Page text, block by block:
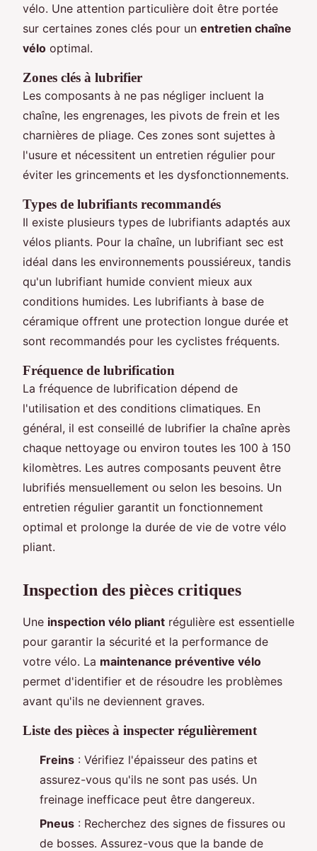
vélo. Une attention particulière doit être portée
sur certaines zones clés pour un entretien chaîne
vélo optimal.
Zones clés à lubrifier
Les composants à ne pas négliger incluent la
chaîne, les engrenages, les pivots de frein et les
charnières de pliage. Ces zones sont sujettes à
l'usure et nécessitent un entretien régulier pour
éviter les grincements et les dysfonctionnements.
Types de lubrifiants recommandés
Il existe plusieurs types de lubrifiants adaptés aux
vélos pliants. Pour la chaîne, un lubrifiant sec est
idéal dans les environnements poussiéreux, tandis
qu'un lubrifiant humide convient mieux aux
conditions humides. Les lubrifiants à base de
céramique offrent une protection longue durée et
sont recommandés pour les cyclistes fréquents.
Fréquence de lubrification
La fréquence de lubrification dépend de
l'utilisation et des conditions climatiques. En
général, il est conseillé de lubrifier la chaîne après
chaque nettoyage ou environ toutes les 100 à 150
kilomètres. Les autres composants peuvent être
lubrifiés mensuellement ou selon les besoins. Un
entretien régulier garantit un fonctionnement
optimal et prolonge la durée de vie de votre vélo
pliant.
Inspection des pièces critiques
Une inspection vélo pliant régulière est essentielle
pour garantir la sécurité et la performance de
votre vélo. La maintenance préventive vélo
permet d'identifier et de résoudre les problèmes
avant qu'ils ne deviennent graves.
Liste des pièces à inspecter régulièrement
Freins : Vérifiez l'épaisseur des patins et
assurez-vous qu'ils ne sont pas usés. Un
freinage inefficace peut être dangereux.
Pneus : Recherchez des signes de fissures ou
de bosses. Assurez-vous que la bande de